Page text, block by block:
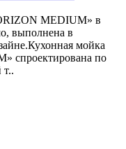
MEDIUM» в
выполнена в
мойка
спроектирована по
т..